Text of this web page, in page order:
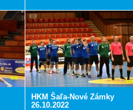
HKM Šaľa-Nové Zámky
26.10.2022